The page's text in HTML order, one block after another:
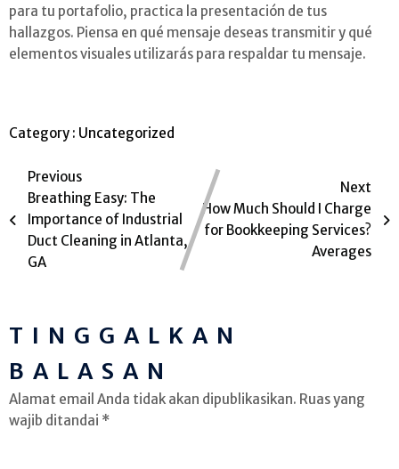
para tu portafolio, practica la presentación de tus
hallazgos. Piensa en qué mensaje deseas transmitir y qué
elementos visuales utilizarás para respaldar tu mensaje.
Category : Uncategorized
Previous
Breathing Easy: The
Importance of Industrial
Duct Cleaning in Atlanta,
GA
Next
How Much Should I Charge
for Bookkeeping Services?
Averages
TINGGALKAN
BALASAN
Alamat email Anda tidak akan dipublikasikan. Ruas yang
wajib ditandai *